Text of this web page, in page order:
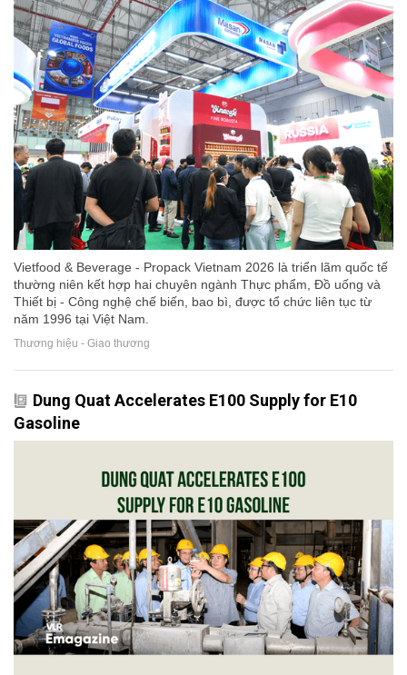
Vietfood & Beverage - Propack Vietnam 2026 là triển lãm quốc tế
thường niên kết hợp hai chuyên ngành Thực phẩm, Đồ uống và
Thiết bị - Công nghệ chế biến, bao bì, được tổ chức liên tục từ
năm 1996 tại Việt Nam.
Thương hiệu - Giao thương
Dung Quat Accelerates E100 Supply for E10
Gasoline